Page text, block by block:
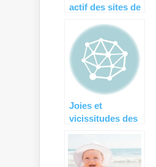
actif des sites de
Joies et
vicissitudes des
les petits…